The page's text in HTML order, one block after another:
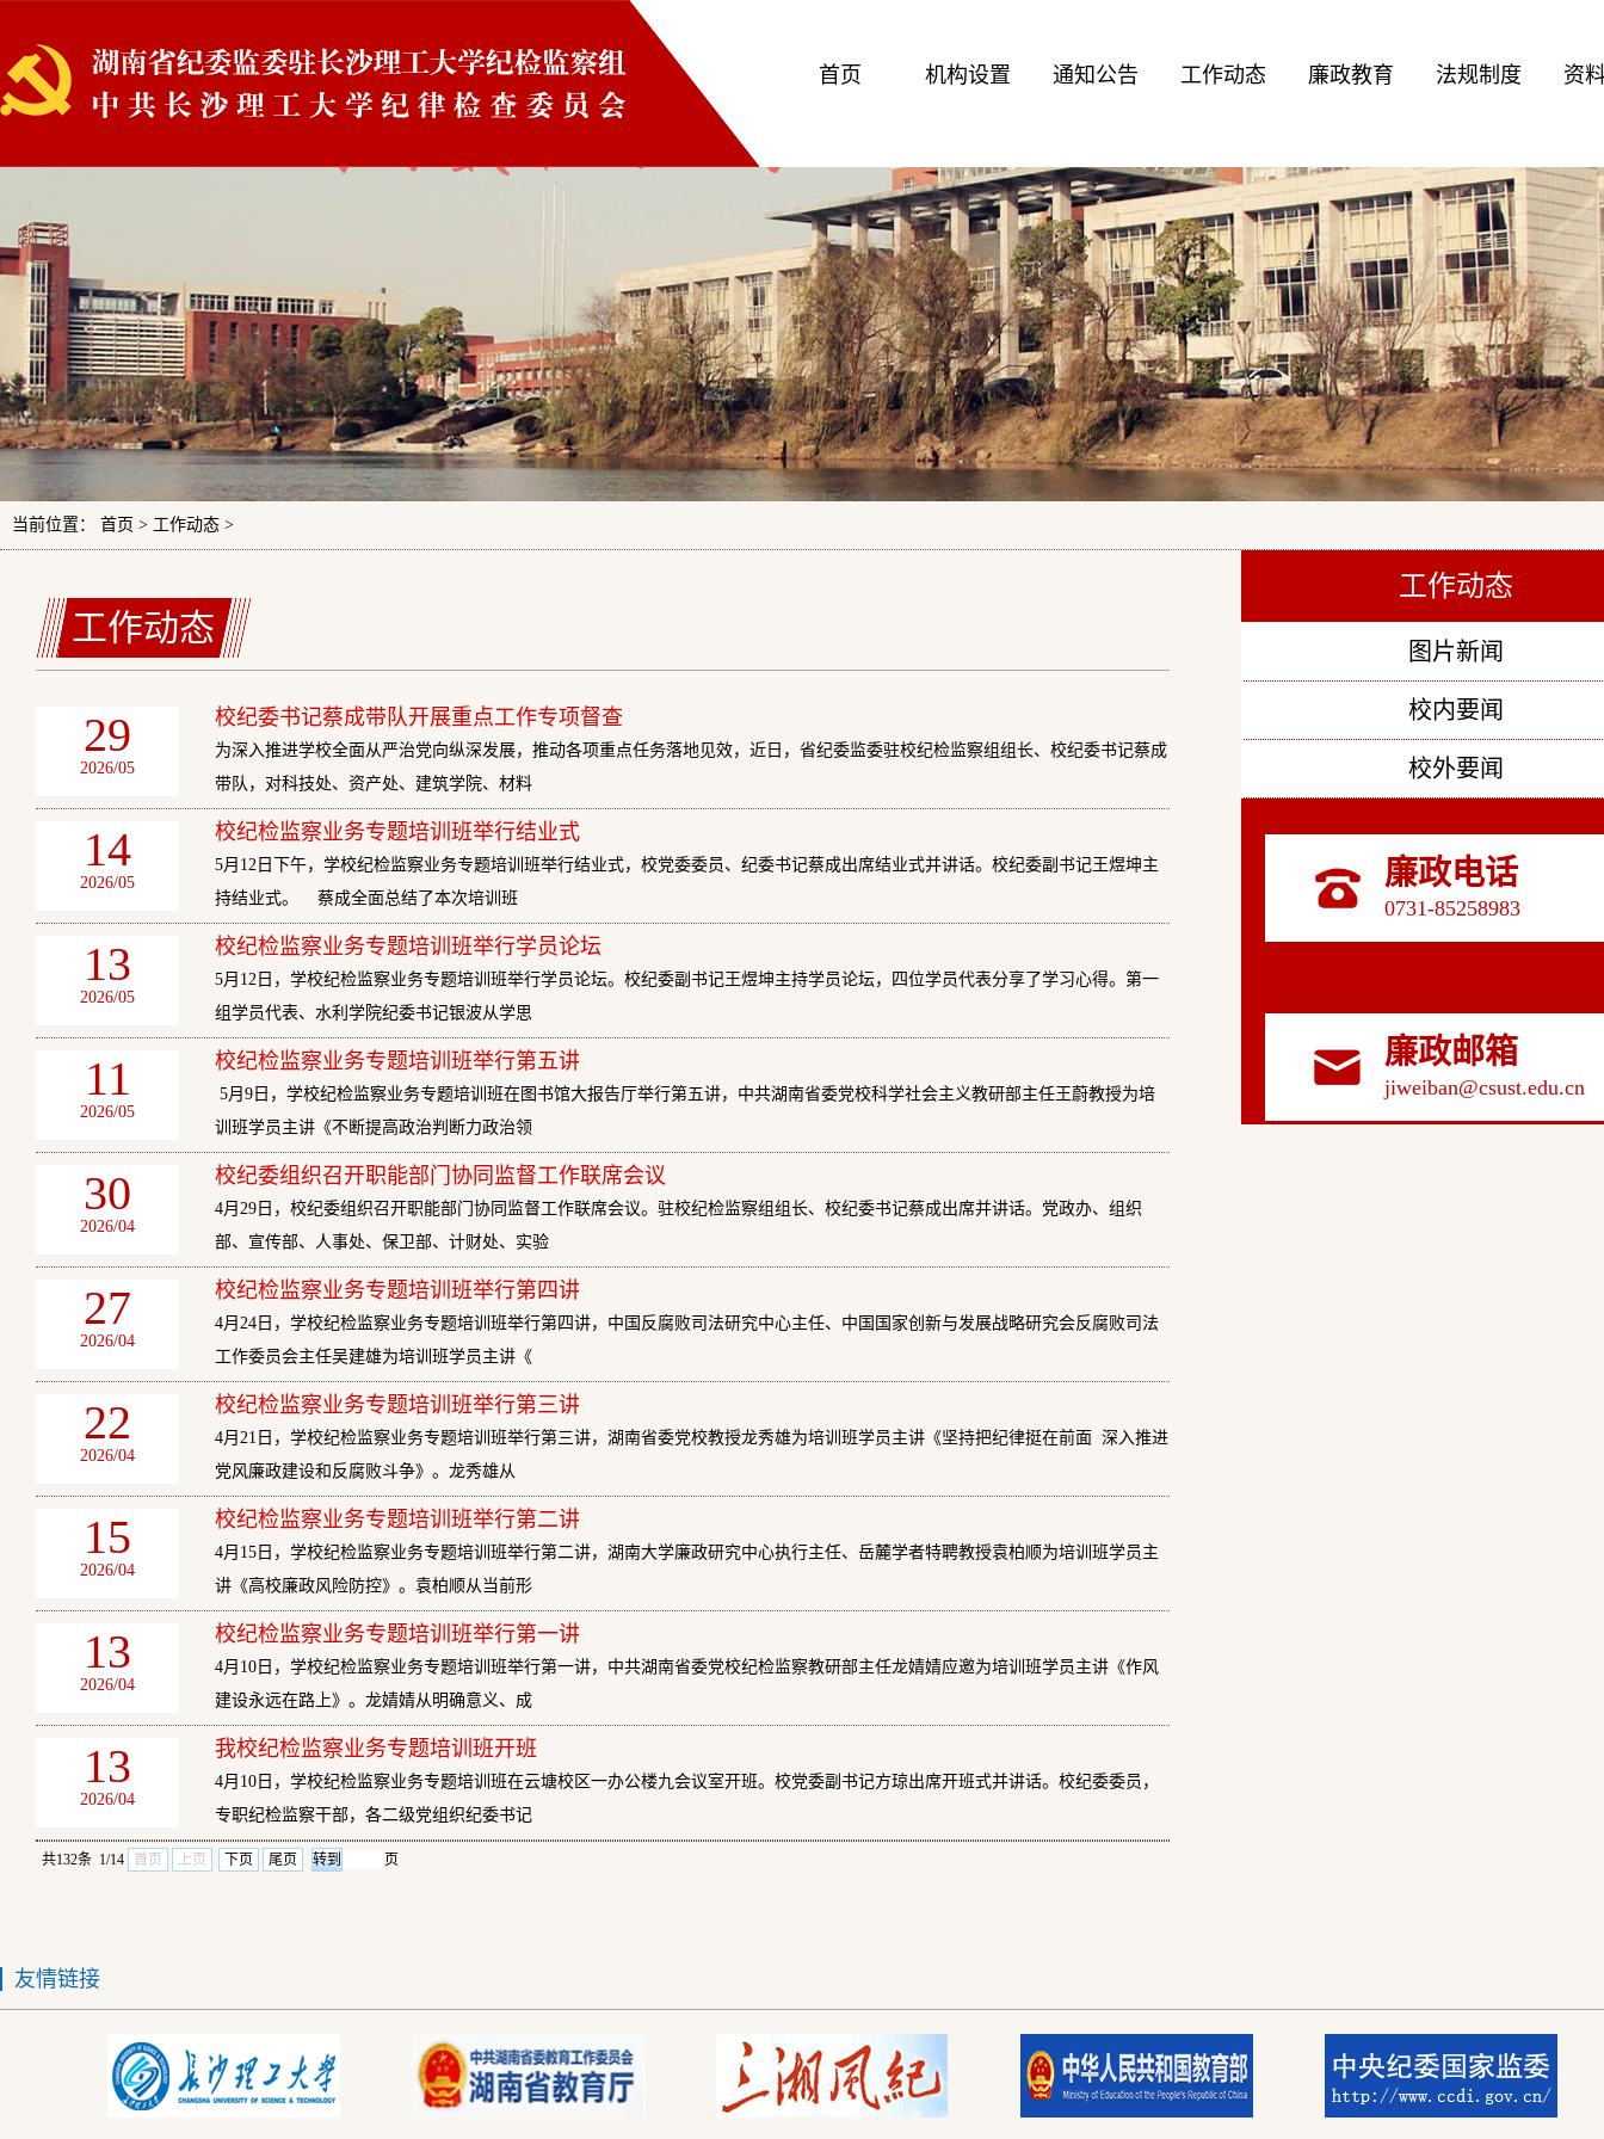
首页 机构设置 通知公告 工作动态 廉政教育 法规制度 资
当前位置： 首页 > 工作动态 >
工作动态
29
2026/05
校纪委书记蔡成带队开展重点工作专项督查
为深入推进学校全面从严治党向纵深发展，推动各项重点任务落地见效，近日，省纪委监委驻校纪检监察组组长、校纪委书记蔡成
带队，对科技处、资产处、建筑学院、材料
14
2026/05
校纪检监察业务专题培训班举行结业式
5月12日下午，学校纪检监察业务专题培训班举行结业式，校党委委员、纪委书记蔡成出席结业式并讲话。校纪委副书记王煜坤主
持结业式。 蔡成全面总结了本次培训班
13
2026/05
校纪检监察业务专题培训班举行学员论坛
5月12日，学校纪检监察业务专题培训班举行学员论坛。校纪委副书记王煜坤主持学员论坛，四位学员代表分享了学习心得。第一
组学员代表、水利学院纪委书记银波从学思
11
2026/05
校纪检监察业务专题培训班举行第五讲
5月9日，学校纪检监察业务专题培训班在图书馆大报告厅举行第五讲，中共湖南省委党校科学社会主义教研部主任王蔚教授为培
训班学员主讲《不断提高政治判断力政治领
30
2026/04
校纪委组织召开职能部门协同监督工作联席会议
4月29日，校纪委组织召开职能部门协同监督工作联席会议。驻校纪检监察组组长、校纪委书记蔡成出席并讲话。党政办、组织
部、宣传部、人事处、保卫部、计财处、实验
27
2026/04
校纪检监察业务专题培训班举行第四讲
4月24日，学校纪检监察业务专题培训班举行第四讲，中国反腐败司法研究中心主任、中国国家创新与发展战略研究会反腐败司法
工作委员会主任吴建雄为培训班学员主讲《
22
2026/04
校纪检监察业务专题培训班举行第三讲
4月21日，学校纪检监察业务专题培训班举行第三讲，湖南省委党校教授龙秀雄为培训班学员主讲《坚持把纪律挺在前面 深入推进
党风廉政建设和反腐败斗争》。龙秀雄从
15
2026/04
校纪检监察业务专题培训班举行第二讲
4月15日，学校纪检监察业务专题培训班举行第二讲，湖南大学廉政研究中心执行主任、岳麓学者特聘教授袁柏顺为培训班学员主
讲《高校廉政风险防控》。袁柏顺从当前形
13
2026/04
校纪检监察业务专题培训班举行第一讲
4月10日，学校纪检监察业务专题培训班举行第一讲，中共湖南省委党校纪检监察教研部主任龙婧婧应邀为培训班学员主讲《作风
建设永远在路上》。龙婧婧从明确意义、成
13
2026/04
我校纪检监察业务专题培训班开班
4月10日，学校纪检监察业务专题培训班在云塘校区一办公楼九会议室开班。校党委副书记方琼出席开班式并讲话。校纪委委员，
专职纪检监察干部，各二级党组织纪委书记
共132条 1/14 首页 上页 下页 尾页 页
工作动态
图片新闻
校内要闻
校外要闻
廉政电话
0731-85258983
廉政邮箱
jiweiban@csust.edu.cn
友情链接